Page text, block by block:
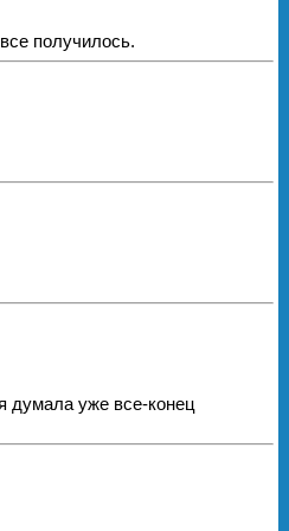
получилось.
думала уже все-конец